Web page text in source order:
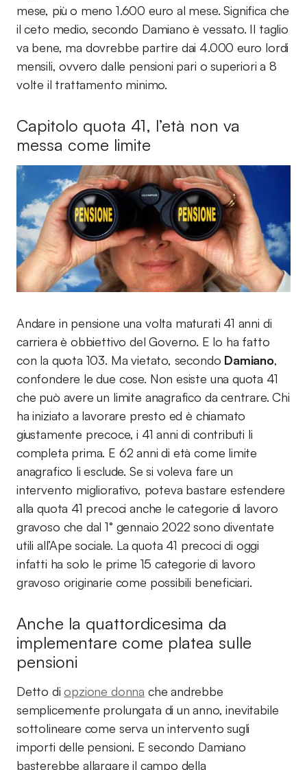
mese, più o meno 1.600 euro al mese. Significa che
il ceto medio, secondo Damiano è vessato. Il taglio
va bene, ma dovrebbe partire dai 4.000 euro lordi
mensili, ovvero dalle pensioni pari o superiori a 8
volte il trattamento minimo.
Capitolo quota 41, l’età non va
messa come limite
Andare in pensione una volta maturati 41 anni di
carriera è obbiettivo del Governo. E lo ha fatto
con la quota 103. Ma vietato, secondo Damiano,
confondere le due cose. Non esiste una quota 41
che può avere un limite anagrafico da centrare. Chi
ha iniziato a lavorare presto ed è chiamato
giustamente precoce, i 41 anni di contributi li
completa prima. E 62 anni di età come limite
anagrafico li esclude. Se si voleva fare un
intervento migliorativo, poteva bastare estendere
alla quota 41 precoci anche le categorie di lavoro
gravoso che dal 1° gennaio 2022 sono diventate
utili all’Ape sociale. La quota 41 precoci di oggi
infatti ha solo le prime 15 categorie di lavoro
gravoso originarie come possibili beneficiari.
Anche la quattordicesima da
implementare come platea sulle
pensioni
Detto diopzione donna che andrebbe
semplicemente prolungata di un anno, inevitabile
sottolineare come serva un intervento sugli
importi delle pensioni. E secondo Damiano
basterebbe allargare il campo della